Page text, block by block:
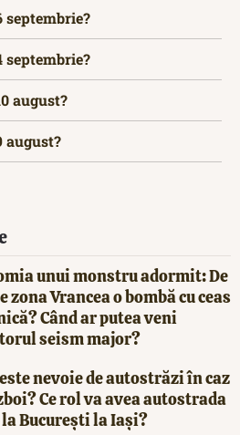
septembrie?
septembrie?
august?
august?
unui monstru adormit: De
zona Vrancea o bombă cu ceas
Când ar putea veni
seism major?
este nevoie de autostrăzi în caz
Ce rol va avea autostrada
la București la Iași?